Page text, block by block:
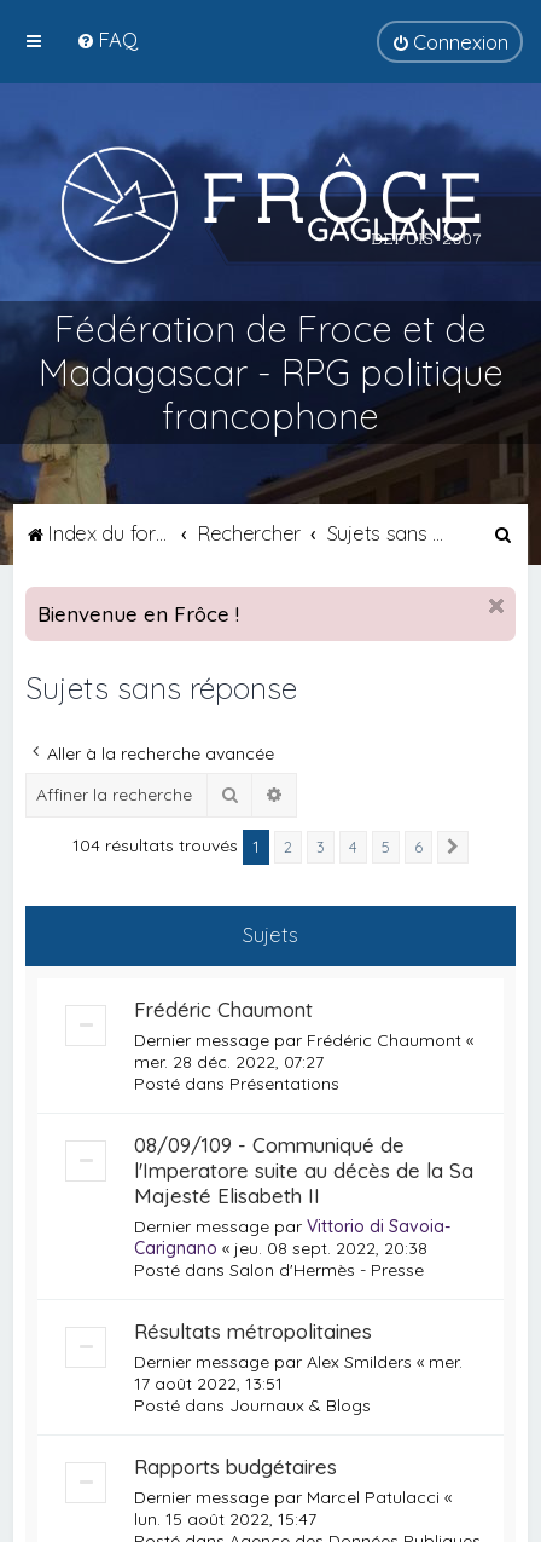
FAQ Connexion
Fédération de Froce et de
Madagascar - RPG politique
francophone
Index du forum Rechercher
c
h
Bienvenue en Frôce !
Sujets sans réponse
Aller à la recherche avancée
Rechercher
104 résultats trouvés 1 2 3 4 5 6
Sujets
Frédéric Chaumont
Dernier message par Frédéric Chaumont «
mer. 28 déc. 2022, 07:27
Posté dans Présentations
08/09/109 - Communiqué de
l'Imperatore suite au décès de la Sa
Majesté Elisabeth II
Dernier message parVittorio di Savoia-
Carignano « jeu. 08 sept. 2022, 20:38
Posté dansSalon d'Hermès - Presse
Résultats métropolitaines
Dernier message parAlex Smilders « mer.
17 août 2022, 13:51
Posté dans Journaux & Blogs
Rapports budgétaires
Dernier message par Marcel Patulacci «
lun. 15 août 2022, 15:47